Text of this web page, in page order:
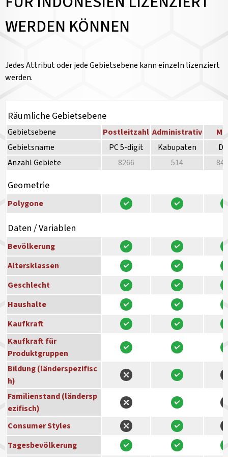
WERDEN KÖNNEN
Jedes Attribut oder jede Gebietsebene kann einzeln lizenziert
werden.
Räumliche Gebietsebene
Gebietsebene Postleitzahl Administrativ
Gebietsname
PC 5-digit Kabupaten
Anzahl Gebiete
8266 514
Geometrie
Polygone
Daten / Variablen
Bevölkerung
Altersklassen
Geschlecht
Haushalte
Kaufkraft
Kaufkraft für
Produktgruppen
Bildung (länderspezifisc
h)
Familienstand (ländersp
ezifisch)
Consumer Styles
Tagesbevölkerung